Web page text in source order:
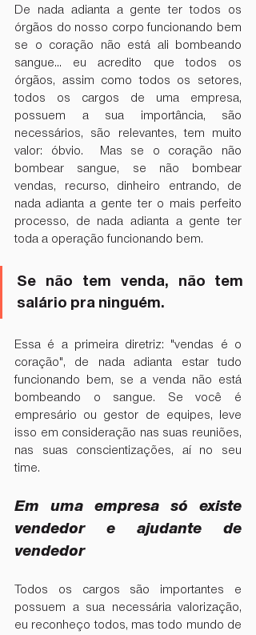
De nada adianta a gente ter todos os
órgãos do nosso corpo funcionando bem
se o coração não está ali bombeando
sangue... eu acredito que todos os
órgãos, assim como todos os setores,
todos os cargos de uma empresa,
possuem a sua importância, são
necessários, são relevantes, tem muito
valor: óbvio.  Mas se o coração não
bombear sangue, se não bombear
vendas, recurso, dinheiro entrando, de
nada adianta a gente ter o mais perfeito
processo, de nada adianta a gente ter
toda a operação funcionando bem.
Se não tem venda, não tem
salário pra ninguém.
Essa é a primeira diretriz: "vendas é o
coração", de nada adianta estar tudo
funcionando bem, se a venda não está
bombeando o sangue. Se você é
empresário ou gestor de equipes, leve
isso em consideração nas suas reuniões,
nas suas conscientizações, aí no seu
time.
Em uma empresa só existe
vendedor e ajudante de
vendedor
Todos os cargos são importantes e
possuem a sua necessária valorização,
eu reconheço todos, mas todo mundo de